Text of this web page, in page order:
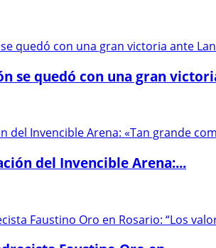
se quedó con una gran
del Invencible Arena:...